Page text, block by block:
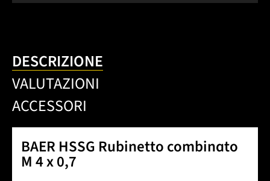
DESCRIZIONE
VALUTAZIONI
ACCESSORI
BAER HSSG Rubinetto combinato
M 4 x 0,7